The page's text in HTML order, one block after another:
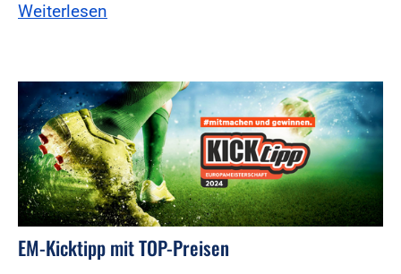
Weiterlesen
EM-Kicktipp mit TOP-Preisen